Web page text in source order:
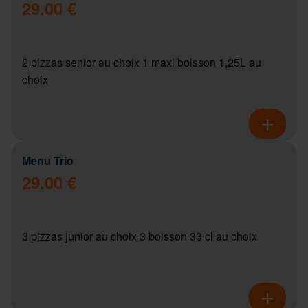
29.00 €
2 pizzas senior au choix 1 maxi boisson 1,25L au
choix
Menu Trio
29.00 €
3 pizzas junior au choix 3 boisson 33 cl au choix